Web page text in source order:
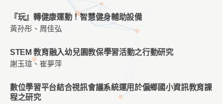
『玩』轉健康運動！智慧健身輔助設備
黃孙彤、周佳弘
STEM 教育融入幼兒園教保學習活動之行動研究
謝玉瑄、崔夢萍
數位學習平台結合視訊會議系統運用於偏鄉國小資訊教育課
程之研究